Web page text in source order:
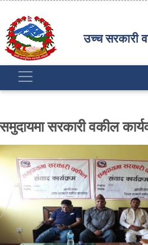
उच्च सरकारी
समुदायमा सरकारी वकील